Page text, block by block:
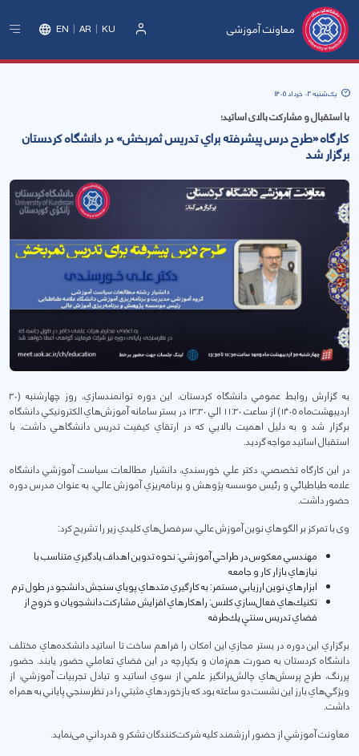
معاونت آموزشی EN AR KU
یک‌شنبه 03 خرداد 1405
با استقبال و مشارکت بالای اساتيد؛
كارگاه «طرح درس پيشرفته براي تدريس ثمربخش» در دانشگاه كردستان
برگزار شد
به گزارش روابط عمومي دانشگاه كردستان، اين دوره توانمندسازي، روز چهارشنبه (۳۰
ارديبهشت‌ماه ۱۴۰۵) از ساعت ۱۱:۳۰ الي ۱۳:۳۰ در بستر سامانه آموزش‌هاي الكترونيكي دانشگاه
برگزار شد و به دليل اهميت بالايي كه در ارتقاي كيفيت تدريس دانشگاهي داشت، با
استقبال اساتيد مواجه گرديد.
در اين كارگاه تخصصي، دكتر علي خورسندي، دانشيار مطالعات سياست آموزشي دانشگاه
علامه طباطبائي و رئيس موسسه پژوهش و برنامه‌ريزي آموزش عالي، به عنوان مدرس دوره
حضور داشت.
وی با تمركز بر الگوهاي نوين آموزش عالي، سرفصل‌هاي كليدي زير را تشريح كرد:
مهندسي معكوس در طراحي آموزشي: نحوه تدوين اهداف يادگيري متناسب با
نيازهاي بازار كار و جامعه
ابزارهاي نوين ارزيابي مستمر: به كارگيري متدهاي پوياي سنجش دانشجو در طول ترم
تكنيك‌هاي فعال‌سازي كلاس: راهكارهاي افزايش مشاركت دانشجويان و خروج از
فضاي تدريس سنتيِ يك‌طرفه
برگزاري اين دوره در بستر مجازي اين امكان را فراهم ساخت تا اساتيد دانشكده‌هاي مختلف
دانشگاه كردستان به صورت هم‌زمان و يكپارچه در اين فضاي تعاملي حضور يابند. حضور
پررنگ، طرح پرسش‌هاي چالش‌برانگيز علمي از سوي اساتيد و تبادل تجربيات آموزشي، از
ويژگي‌هاي بارز اين نشست دو ساعته بود كه بازخوردهاي مثبتي را در نظرسنجي پاياني به همراه
داشت.
معاونت آموزشي از حضور ارزشمند كليه شركت‌كنندگان تشكر و قدرداني می‌نماید.